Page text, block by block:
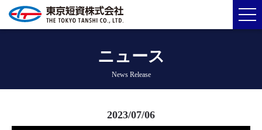
ニュース
News Release
2023/07/06